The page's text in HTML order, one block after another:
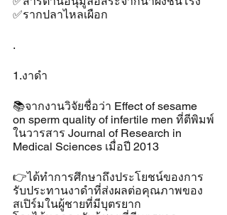
✅รากปลาไหลเผือก
.
1.งาดำ
📚จากงานวิจัยชื่อว่า Effect of sesame
on sperm quality of infertile men ที่ตีพิมพ์
ในวารสาร Journal of Research in
Medical Sciences เมื่อปี 2013
👉ได้ทำการศึกษาถึงประโยชน์ของการ
รับประทานงาดำที่ส่งผลต่อคุณภาพของ
สเปิร์มในผู้ชายที่มีบุตรยาก